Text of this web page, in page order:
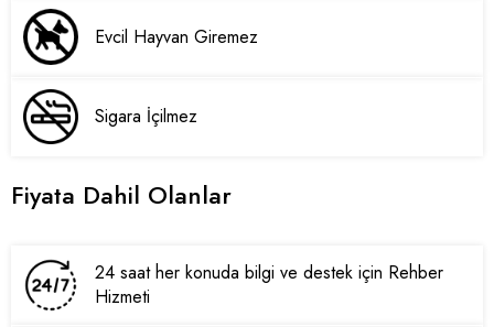
Evcil Hayvan Giremez
Sigara İçilmez
Fiyata Dahil Olanlar
24 saat her konuda bilgi ve destek için Rehber
Hizmeti